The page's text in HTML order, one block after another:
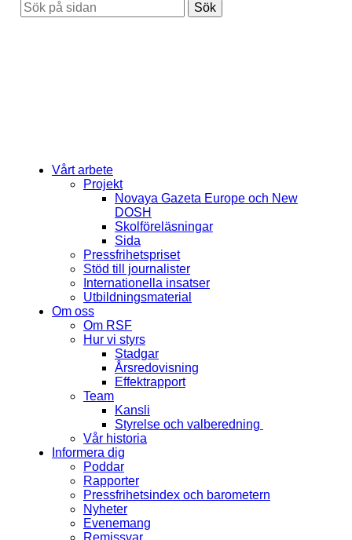
Sök
Vårt arbete
Projekt
Novaya Gazeta Europe och New
DOSH
Skolföreläsningar
Sida
Pressfrihetspriset
Stöd till journalister
Internationella insatser
Utbildningsmaterial
Om oss
Om RSF
Hur vi styrs
Stadgar
Årsredovisning
Effektrapport
Team
Kansli
Styrelse och valberedning
Vår historia
Informera dig
Poddar
Rapporter
Pressfrihetsindex och barometern
Nyheter
Evenemang
Remissvar